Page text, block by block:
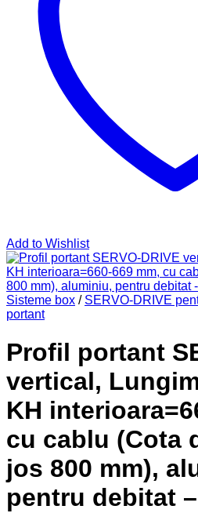
Add to Wishlist
Sisteme box / SERVO-DRIVE
portant
Profil portant
vertical,
KH
cu cablu (Cota
jos 800 mm),
pentru debitat